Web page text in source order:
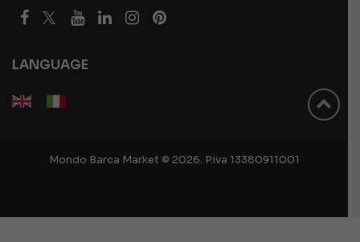
LANGUAGE
Mondo Barca Market © 2026. P.iva 13380911001